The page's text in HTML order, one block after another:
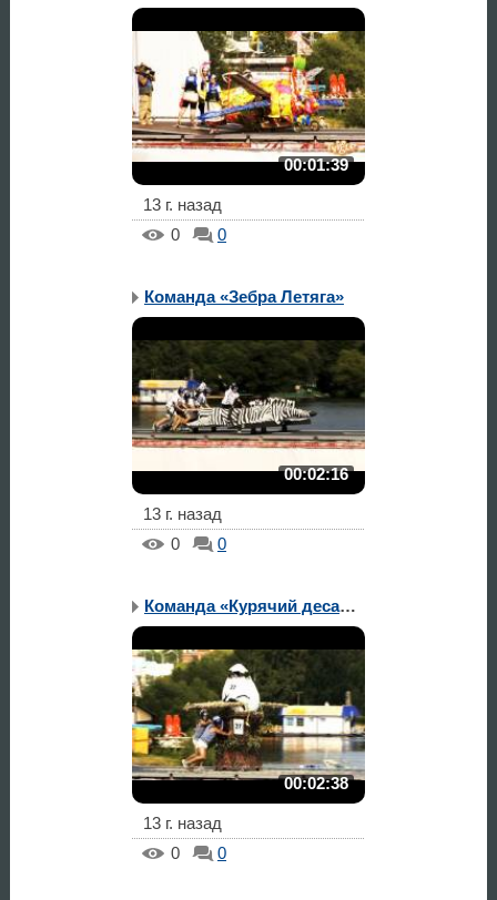
00:01:39
13 г. назад
0
0
Команда «Зебра Летяга»
00:02:16
13 г. назад
0
0
Команда «Курячий десант»
00:02:38
13 г. назад
0
0